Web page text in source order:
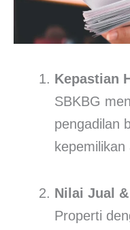
Kepastian
SBKBG
pengadilan
Nilai Jual
Properti